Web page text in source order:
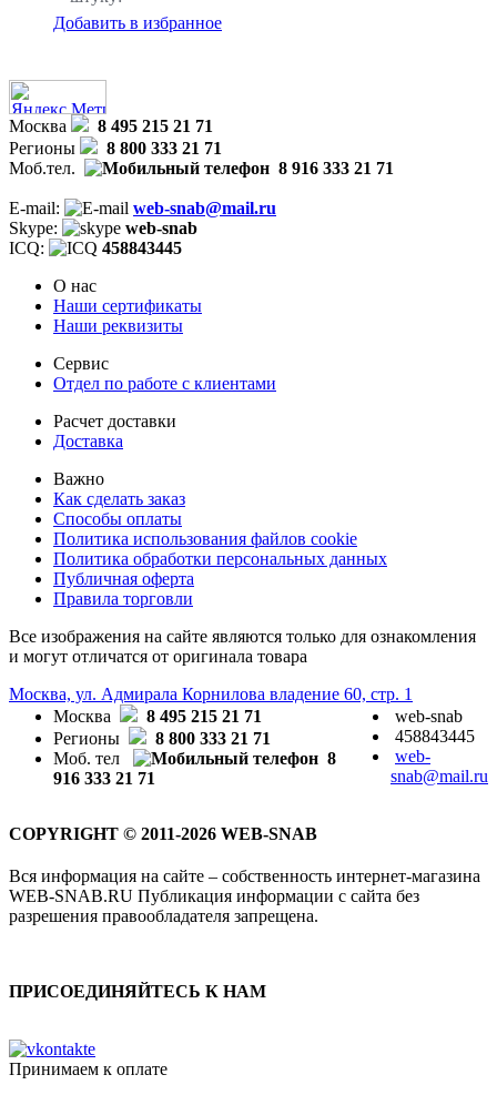
Добавить в избранное
Москва
8 495 215 21 71
Регионы
8 800 333 21 71
Моб.тел.
8 916 333 21 71
E-mail:
web-snab@mail.ru
Skype:
web-snab
ICQ:
458843445
О нас
Наши сертификаты
Наши реквизиты
Сервис
Отдел по работе с клиентами
Расчет доставки
Доставка
Важно
Как сделать заказ
Способы оплаты
Политика использования файлов cookie
Политика обработки персональных данных
Публичная оферта
Правила торговли
Все изображения на сайте являются только для ознакомления
и могут отличатся от оригинала товара
Москва, ул. Адмирала Корнилова владение 60, стр. 1
Москва
8 495 215 21 71
Регионы
8 800 333 21 71
Моб. тел
8
916 333 21 71
web-snab
458843445
web-
snab@mail.ru
COPYRIGHT © 2011-2026 WEB-SNAB
Вся информация на сайте – собственность интернет-магазина
WEB-SNAB.RU Публикация информации с сайта без
разрешения правообладателя запрещена.
ПРИСОЕДИНЯЙТЕСЬ К НАМ
Принимаем к оплате